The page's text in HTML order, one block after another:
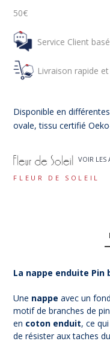
50€
Service Client
Livraison rapide
Disponible en
ovale, tissu certifié
VOIR LES
FLEUR DE SOLEIL
La nappe enduite Pin
Une nappe avec un
motif de branches de
en coton enduit, ce
de résister aux taches